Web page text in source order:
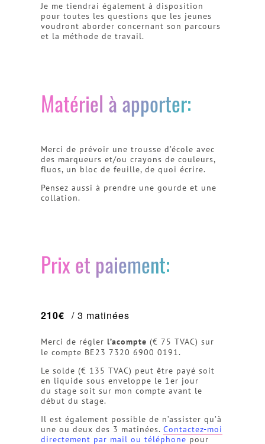
Je me tiendrai également à disposition
pour toutes les questions que les jeunes
voudront aborder concernant son parcours
et la méthode de travail.
Matériel à apporter:
Merci de prévoir une trousse d’école avec
des marqueurs et/ou crayons de couleurs,
fluos, un bloc de feuille, de quoi écrire.
Pensez aussi à prendre une gourde et une
collation.
Prix et paiement:
210€ / 3 matinées
Merci de réglerl’acompte (€ 75 TVAC) sur
le compte BE23 7320 6900 0191.
Le solde (€ 135 TVAC) peut être payé soit
en liquide sous enveloppe le 1er jour
du stage soit sur mon compte avant le
début du stage.
Il est également possible de n’assister qu’à
une ou deux des 3 matinées.Contactez-moi
directement par mail ou téléphone pour